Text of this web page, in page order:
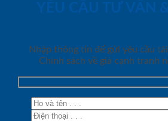
YÊU CẦU TƯ VẤN
Nhập thông tin để gửi yêu cầu
Chính sách về giá cạnh tranh